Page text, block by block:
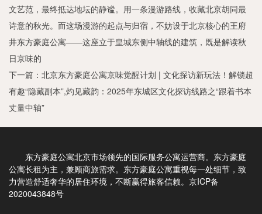
文艺范，最终抵达地坛的静谧。用一条漫游路线，收藏北京胡同最
诗意的秋光。而这场漫游的起点与归宿，不妨设于北京核心的王府
井东方豪庭公寓——这座立于皇城东侧中轴线的建筑，既是解读秋
日京味的
下一篇： 北京东方豪庭公寓京味觉醒计划 | 文化探访新玩法！解锁超
有趣“隐藏副本”,灼见藏韵：2025年东城区文化探访线路之“跟着书本
丈量中轴”
东方豪庭公寓北京市场领先的国际服务公寓运营商。东方豪庭
公寓长租为主，兼顾商旅需求。 东方豪庭公寓重视每一处细节，致
力营造舒适奢华的居住环境，不断赢得旅客信赖。 京ICP备
2020043848号